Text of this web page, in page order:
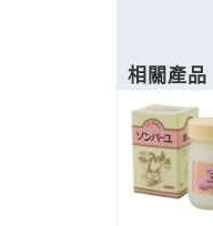
相關產品